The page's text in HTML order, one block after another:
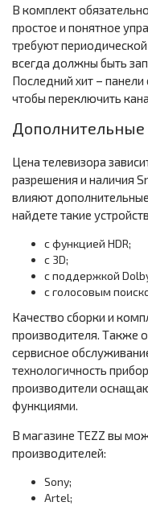
В комплект
простое и понятное
требуют
всегда должны быть
Последний хит –
чтобы переключить
Цена телевизора
разрешения и наличия
влияют
найдете такие
с функцией HDR;
с 3D;
с поддержкой
с голосовым
Качество сборки и
производителя. Также
сервисное
технологичность
производители
функциями.
В магазине TEZZ вы
производителей:
Sony;
Artel;